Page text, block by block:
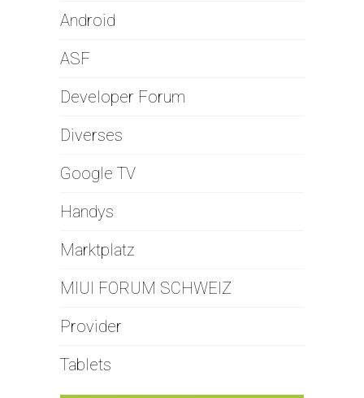
Android
ASF
Developer Forum
Diverses
Google TV
Handys
Marktplatz
MIUI FORUM SCHWEIZ
Provider
Tablets